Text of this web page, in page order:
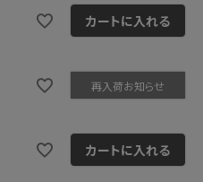
カートに入れる
再入荷お知らせ
カートに入れる